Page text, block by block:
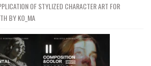
OF STYLIZED CHARACTER ART FOR
BY KO_MA